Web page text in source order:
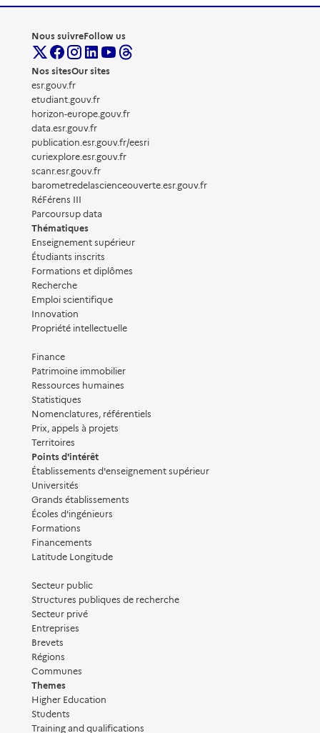
Nous suivreFollow us
Nos sitesOur sites
esr.gouv.fr
etudiant.gouv.fr
horizon-europe.gouv.fr
data.esr.gouv.fr
publication.esr.gouv.fr/eesri
curiexplore.esr.gouv.fr
scanr.esr.gouv.fr
barometredelascienceouverte.esr.gouv.fr
RéFérens III
Parcoursup data
Thématiques
Enseignement supérieur
Étudiants inscrits
Formations et diplômes
Recherche
Emploi scientifique
Innovation
Propriété intellectuelle
Finance
Patrimoine immobilier
Ressources humaines
Statistiques
Nomenclatures, référentiels
Prix, appels à projets
Territoires
Points d'intérêt
Établissements d'enseignement supérieur
Universités
Grands établissements
Écoles d'ingénieurs
Formations
Financements
Latitude Longitude
Secteur public
Structures publiques de recherche
Secteur privé
Entreprises
Brevets
Régions
Communes
Themes
Higher Education
Students
Training and qualifications